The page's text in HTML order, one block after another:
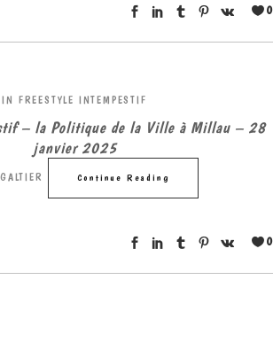
0
IN FREESTYLE INTEMPESTIF
– la Politique de la Ville à Millau – 28
janvier 2025
Continue Reading
0